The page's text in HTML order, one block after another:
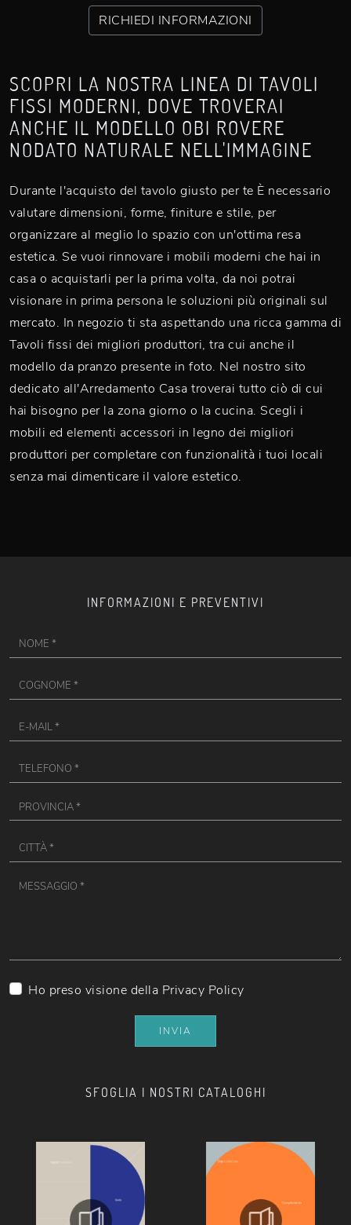
RICHIEDI INFORMAZIONI
SCOPRI LA NOSTRA LINEA DI TAVOLI
FISSI MODERNI, DOVE TROVERAI
ANCHE IL MODELLO OBI ROVERE
NODATO NATURALE NELL'IMMAGINE
Durante l'acquisto del tavolo giusto per te È necessario
valutare dimensioni, forme, finiture e stile, per
organizzare al meglio lo spazio con un'ottima resa
estetica. Se vuoi rinnovare i mobili moderni che hai in
casa o acquistarli per la prima volta, da noi potrai
visionare in prima persona le soluzioni più originali sul
mercato. In negozio ti sta aspettando una ricca gamma di
Tavoli fissi dei migliori produttori, tra cui anche il
modello da pranzo presente in foto. Nel nostro sito
dedicato all'Arredamento Casa troverai tutto ciò di cui
hai bisogno per la zona giorno o la cucina. Scegli i
mobili ed elementi accessori in legno dei migliori
produttori per completare con funzionalità i tuoi locali
senza mai dimenticare il valore estetico.
SFOGLIA I NOSTRI CATALOGHI
INFORMAZIONI E PREVENTIVI
Ho preso visione della Privacy Policy
INVIA